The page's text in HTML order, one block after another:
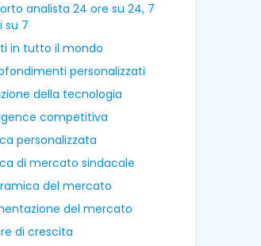
analista 24 ore su 24, 7
su 7
in tutto il mondo
personalizzati
della tecnologia
competitiva
personalizzata
di mercato sindacale
del mercato
del mercato
di crescita